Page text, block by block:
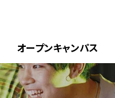
オープンキャンパス